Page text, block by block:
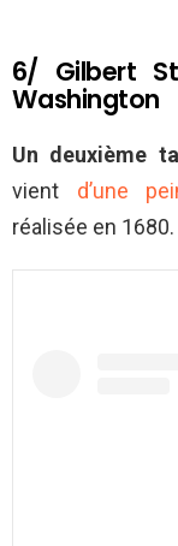
6/ Gilbert
Washington
Un deuxième
vient d’une
réalisée en 1680.